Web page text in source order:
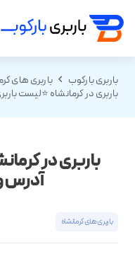
باربری بارکوب
باربری های
باربری در کرمانشاه ⭐️لیست
باربری در
آدرس
باربری های کرمانشاه